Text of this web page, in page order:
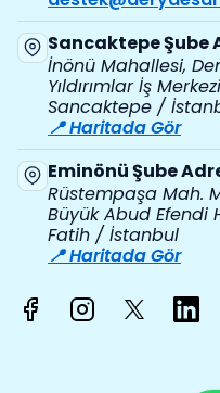
Sancaktepe Şube
İnönü Mahallesi,
Yıldırımlar İş
Sancaktepe /
📍 Haritada Gör
Eminönü Şube
Rüstempaşa Mah.
Büyük Abud Efendi
Fatih / İstanbul
📍 Haritada Gör